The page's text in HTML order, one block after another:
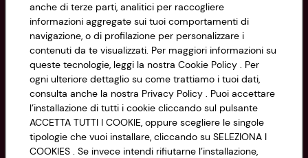
Cookie Policy
Impostazioni Cookie
Accessibilità
CONAD SOCIETÀ COOPERATIVA
Via Michelino, 59 | 40127 BOLOGNA
Codice Fiscale e Registro Imprese
di Bologna 00865960157
PARTITA IVA 03320960374
Servizio clienti
anche di terze parti, analitici per raccogliere
informazioni aggregate sui tuoi comportamenti di
navigazione, o di profilazione per personalizzare i
contenuti da te visualizzati. Per maggiori informazioni su
queste tecnologie, leggi la nostra Cookie Policy . Per
ogni ulteriore dettaglio su come trattiamo i tuoi dati,
consulta anche la nostra Privacy Policy . Puoi accettare
l’installazione di tutti i cookie cliccando sul pulsante
ACCETTA TUTTI I COOKIE, oppure scegliere le singole
tipologie che vuoi installare, cliccando su SELEZIONA I
COOKIES . Se invece intendi rifiutarne l’installazione,